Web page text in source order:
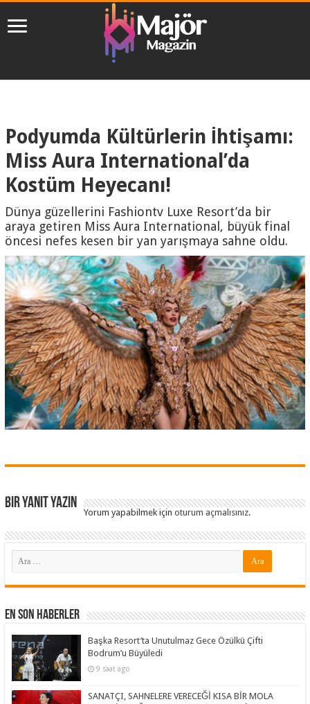
Podyumda Kültürlerin İhtişamı:
Miss Aura International’da
Kostüm Heyecanı!
Dünya güzellerini Fashiontv Luxe Resort’da bir
araya getiren Miss Aura International, büyük final
öncesi nefes kesen bir yan yarışmaya sahne oldu.
Bir yanıt yazın
Yorum yapabilmek içinoturum açmalısınız.
En Son Haberler
Başka Resort’ta Unutulmaz Gece Özülkü Çifti
Bodrum’u Büyüledi
9 saat ago
SANATÇI, SAHNELERE VERECEĞİ KISA BİR MOLA